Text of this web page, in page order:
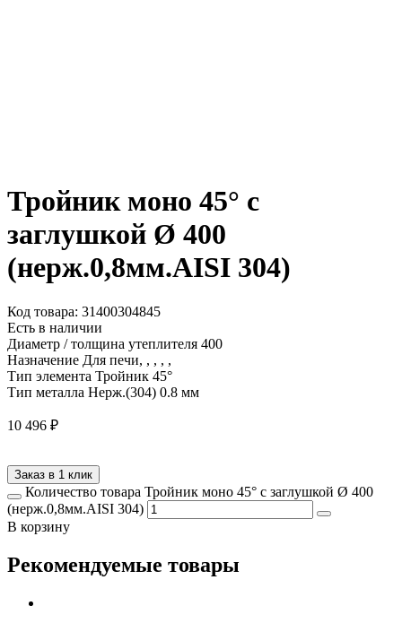
Тройник моно 45° с
заглушкой Ø 400
(нерж.0,8мм.AISI 304)
Код товара: 31400304845
Есть в наличии
Диаметр / толщина утеплителя 400
Назначение Для печи, , , , ,
Тип элемента Тройник 45°
Тип металла Нерж.(304) 0.8 мм
10 496 ₽
Заказ в 1 клик
Количество товара Тройник моно 45° с заглушкой Ø 400
(нерж.0,8мм.AISI 304)
В корзину
Рекомендуемые товары